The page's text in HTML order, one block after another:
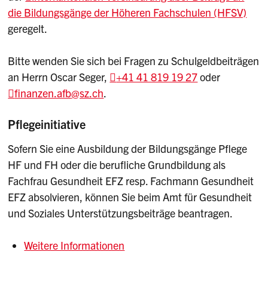
die Bildungsgänge der Höheren Fachschulen (HFSV)
geregelt.
Bitte wenden Sie sich bei Fragen zu Schulgeldbeiträgen
an Herrn Oscar Seger,
+41 41 819 19 27oder
finanzen.afb@sz.ch.
Pflegeinitiative
Sofern Sie eine Ausbildung der Bildungsgänge Pflege
HF und FH oder die berufliche Grundbildung als
Fachfrau Gesundheit EFZ resp. Fachmann Gesundheit
EFZ absolvieren, können Sie beim Amt für Gesundheit
und Soziales Unterstützungsbeiträge beantragen.
Weitere Informationen